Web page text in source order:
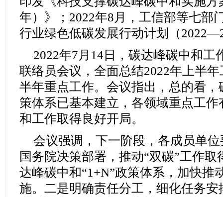
年）》；2022年8月，工信部等七部
行业绿色低碳发展行动计划（
2022年7月14日，碳达峰碳中和工
联络员会议，全面总结2022年上半
半年重点工作。会议指出，总的看，
策体系已基本建立，各领域重点工
和工作取得良好开局。
会议强调，下一阶段，各成员单
国务院决策部署，推动“双碳”工作
达峰碳中和“1+N”政策体系，加快推
施。二是明确责任分工，细化任务